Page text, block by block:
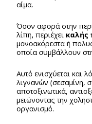
αίμα.
Όσον αφορά στην
λίπη, περιέχει καλής
μονοακόρεστα ή
οποία συμβάλλουν
Αυτό ενισχύεται και
λιγνανών (σεσαμίνη,
αποτοξινωτικά,
μειώνοντας την
οργανισμό.